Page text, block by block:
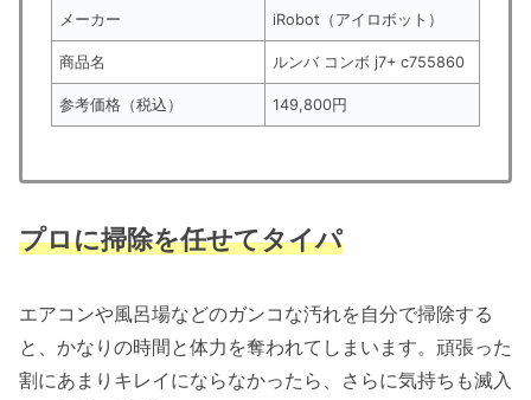
メーカー iRobot（アイロボット）
商品名 ルンバ コンボ j7+ c755860
参考価格（税込） 149,800円
プロに掃除を任せてタイパ
エアコンや風呂場などのガンコな汚れを自分で掃除する
と、かなりの時間と体力を奪われてしまいます。頑張った
割にあまりキレイにならなかったら、さらに気持ちも滅入